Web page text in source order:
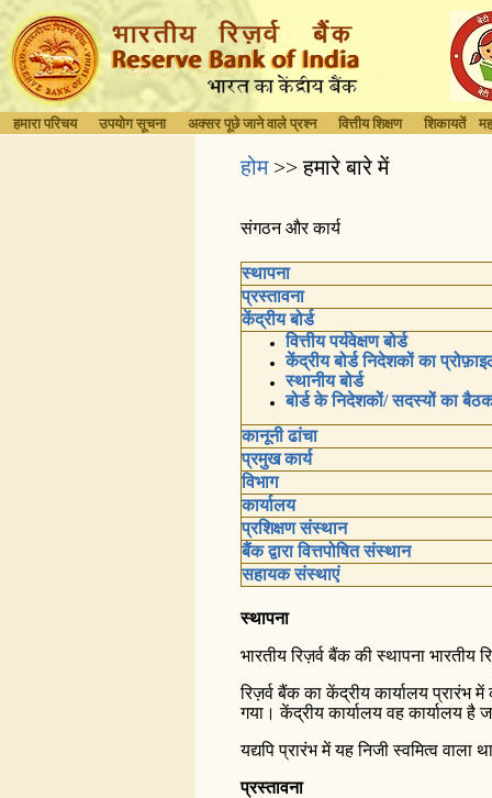
हमारा परिचय उपयोग सूचना अक्सर पूछे जाने वाले प्रश्न वित्तीय शिक्षण शिकायतें
होम>> हमारे बारे में
संगठन और कार्य
स्थापना
प्रस्तावना
केंद्रीय बोर्ड
वित्तीय पर्यवेक्षण बोर्ड
केंद्रीय बोर्ड निदेशकों का
स्थानीय बोर्ड
बोर्ड के निदेशकों/ सदस्यों का
कानूनी ढांचा
प्रमुख कार्य
विभाग
कार्यालय
प्रशिक्षण संस्थान
बैंक द्वारा वित्तपोषित संस्थान
सहायक संस्‍थाएं
स्थापना
भारतीय रिज़र्व बैंक की स्थापना
रिज़र्व बैंक का केंद्रीय कार्यालय प्रारंभ
गया। केंद्रीय कार्यालय वह कार्यालय है
यद्यपि प्रारंभ में यह निजी स्वमित्व
प्रस्तावना